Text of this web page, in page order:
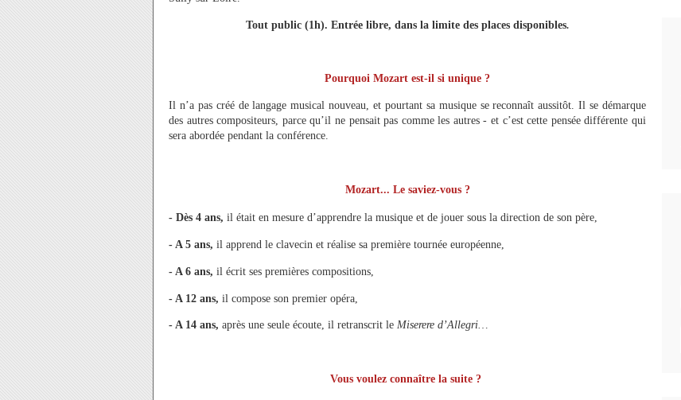
Tout public (1h). Entrée libre, dans la limite des places disponibles.
Pourquoi Mozart est-il si unique ?
Il n’a pas créé de langage musical nouveau, et pourtant sa musique se reconnaît aussitôt. Il se démarque
des autres compositeurs, parce qu’il ne pensait pas comme les autres - et c’est cette pensée différente qui
sera abordée pendant la conférence.
Mozart... Le saviez-vous ?
- Dès 4 ans, il était en mesure d’apprendre la musique et de jouer sous la direction de son père,
- A 5 ans, il apprend le clavecin et réalise sa première tournée européenne,
- A 6 ans, il écrit ses premières compositions,
- A 12 ans, il compose son premier opéra,
- A 14 ans, après une seule écoute, il retranscrit le Miserere d’Allegri…
Vous voulez connaître la suite ?